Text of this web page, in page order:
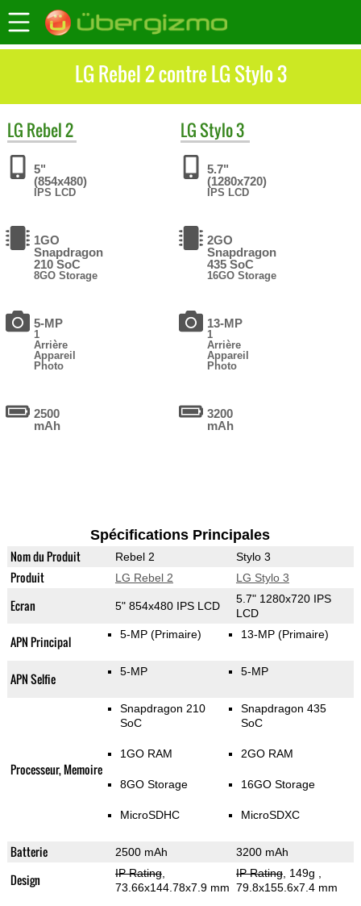
LG Rebel 2 contre LG Stylo 3
LG Rebel 2
5"
(854x480)
IPS LCD
1GO
Snapdragon
210 SoC
8GO Storage
5-MP
1
Arrière
Appareil
Photo
2500
mAh
LGStylo 3
5.7"
(1280x720)
IPS LCD
2GO
Snapdragon
435 SoC
16GO Storage
13-MP
1
Arrière
Appareil
Photo
3200
mAh
Spécifications Principales
Nom du Produit Rebel 2 Stylo 3
Produit LG Rebel 2 LG Stylo 3
Ecran 5" 854x480 IPS LCD
5.7" 1280x720 IPS
LCD
APN Principal 5-MP (Primaire) 13-MP (Primaire)
APN Selfie 5-MP 5-MP
Processeur, Memoire
Snapdragon 210
SoC
1GO RAM
8GO Storage
MicroSDHC
Snapdragon 435
SoC
2GO RAM
16GO Storage
MicroSDXC
Batterie 2500 mAh 3200 mAh
Design IP Rating,
73.66x144.78x7.9 mm
IP Rating, 149g
79.8x155.6x7.4 mm